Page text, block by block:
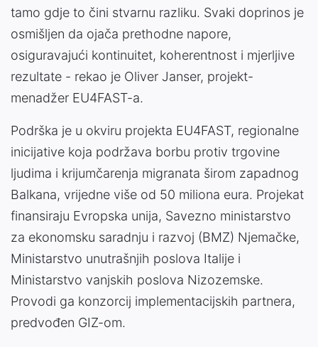
tamo gdje to čini stvarnu razliku. Svaki doprinos je
osmišljen da ojača prethodne napore,
osiguravajući kontinuitet, koherentnost i mjerljive
rezultate - rekao je Oliver Janser, projekt-
menadžer EU4FAST-a.
Podrška je u okviru projekta EU4FAST, regionalne
inicijative koja podržava borbu protiv trgovine
ljudima i krijumčarenja migranata širom zapadnog
Balkana, vrijedne više od 50 miliona eura. Projekat
finansiraju Evropska unija, Savezno ministarstvo
za ekonomsku saradnju i razvoj (BMZ) Njemačke,
Ministarstvo unutrašnjih poslova Italije i
Ministarstvo vanjskih poslova Nizozemske.
Provodi ga konzorcij implementacijskih partnera,
predvođen GIZ-om.